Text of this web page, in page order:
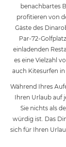
benachbartes
profitieren von
Gäste des
Par-72-
einladenden
es eine Vielzahl
auch Kitesurfen
Während Ihres
Ihren Urlaub auf
Sie nichts als
würdig ist. Das
sich für Ihren